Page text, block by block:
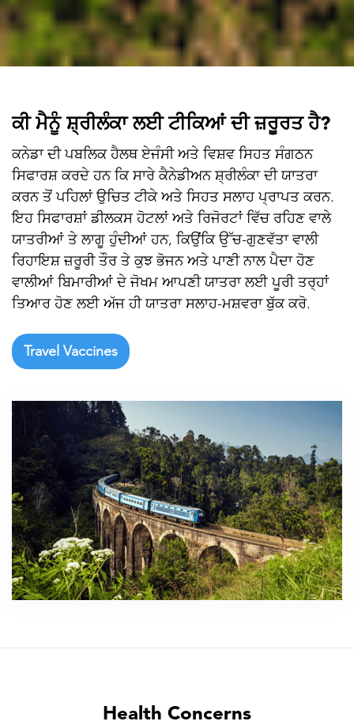
ਕੀ ਮੈਨੂੰ ਸ਼੍ਰੀਲੰਕਾ ਲਈ ਟੀਕਿਆਂ ਦੀ ਜ਼ਰੂਰਤ ਹੈ?
ਕਨੇਡਾ ਦੀ ਪਬਲਿਕ ਹੈਲਥ ਏਜੰਸੀ ਅਤੇ ਵਿਸ਼ਵ ਸਿਹਤ ਸੰਗਠਨ
ਸਿਫਾਰਸ਼ ਕਰਦੇ ਹਨ ਕਿ ਸਾਰੇ ਕੈਨੇਡੀਅਨ ਸ਼੍ਰੀਲੰਕਾ ਦੀ ਯਾਤਰਾ
ਕਰਨ ਤੋਂ ਪਹਿਲਾਂ ਉਚਿਤ ਟੀਕੇ ਅਤੇ ਸਿਹਤ ਸਲਾਹ ਪ੍ਰਾਪਤ ਕਰਨ.
ਇਹ ਸਿਫਾਰਸ਼ਾਂ ਡੀਲਕਸ ਹੋਟਲਾਂ ਅਤੇ ਰਿਜੋਰਟਾਂ ਵਿੱਚ ਰਹਿਣ ਵਾਲੇ
ਯਾਤਰੀਆਂ ਤੇ ਲਾਗੂ ਹੁੰਦੀਆਂ ਹਨ, ਕਿਉਂਕਿ ਉੱਚ-ਗੁਣਵੱਤਾ ਵਾਲੀ
ਰਿਹਾਇਸ਼ ਜ਼ਰੂਰੀ ਤੌਰ ਤੇ ਕੁਝ ਭੋਜਨ ਅਤੇ ਪਾਣੀ ਨਾਲ ਪੈਦਾ ਹੋਣ
ਵਾਲੀਆਂ ਬਿਮਾਰੀਆਂ ਦੇ ਜੋਖਮ ਆਪਣੀ ਯਾਤਰਾ ਲਈ ਪੂਰੀ ਤਰ੍ਹਾਂ
ਤਿਆਰ ਹੋਣ ਲਈ ਅੱਜ ਹੀ ਯਾਤਰਾ ਸਲਾਹ-ਮਸ਼ਵਰਾ ਬੁੱਕ ਕਰੋ.
Travel Vaccines
Health Concerns